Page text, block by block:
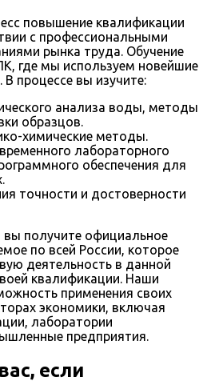
повышение квалификации
с профессиональными
рынка труда. Обучение
где мы используем новейшие
процессе вы изучите:
анализа воды, методы
образцов.
химические методы.
лабораторного
обеспечения для
точности и достоверности
вы получите официальное
по всей России, которое
деятельность в данной
квалификации. Наши
применения своих
экономики, включая
лаборатории
предприятия.
если